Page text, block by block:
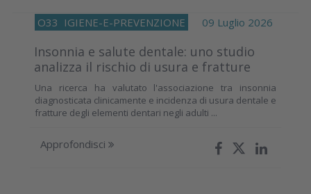
O33 IGIENE-E-PREVENZIONE 09 Luglio 2026
Insonnia e salute dentale: uno studio
analizza il rischio di usura e fratture
Una ricerca ha valutato l'associazione tra insonnia
diagnosticata clinicamente e incidenza di usura dentale e
fratture degli elementi dentari negli adulti ...
Approfondisci